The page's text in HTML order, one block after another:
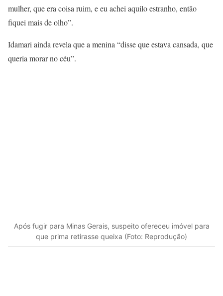
mulher, que era coisa ruim, e eu achei aquilo estranho, então
fiquei mais de olho”.
Idamari ainda revela que a menina “disse que estava cansada, que
queria morar no céu”.
Após fugir para Minas Gerais, suspeito ofereceu imóvel para
que prima retirasse queixa (Foto: Reprodução)